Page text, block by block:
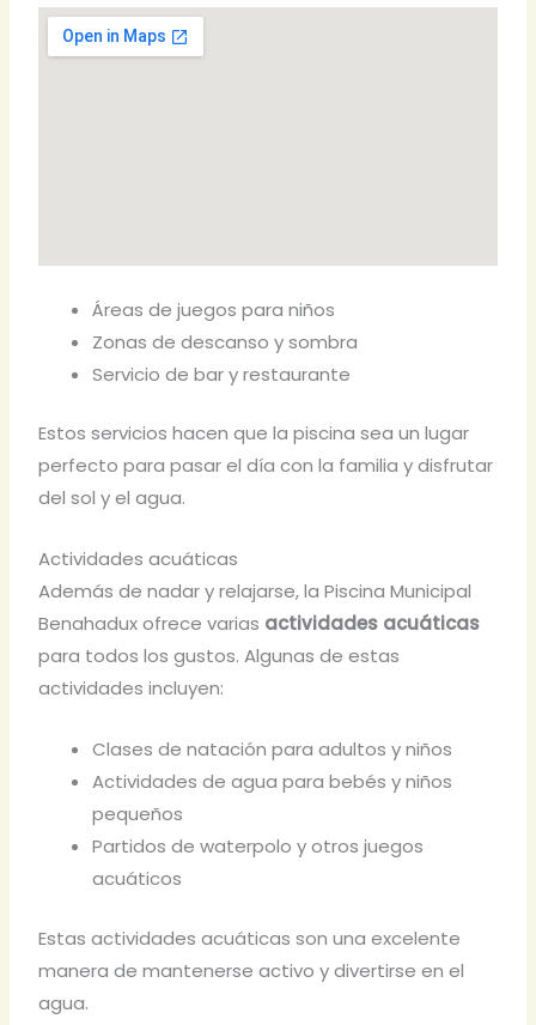
Áreas de juegos para niños
Zonas de descanso y sombra
Servicio de bar y restaurante
Estos servicios hacen que la piscina sea un lugar
perfecto para pasar el día con la familia y disfrutar
del sol y el agua.
Actividades acuáticas
Además de nadar y relajarse, la Piscina Municipal
Benahadux ofrece varias actividades acuáticas
para todos los gustos. Algunas de estas
actividades incluyen:
Clases de natación para adultos y niños
Actividades de agua para bebés y niños
pequeños
Partidos de waterpolo y otros juegos
acuáticos
Estas actividades acuáticas son una excelente
manera de mantenerse activo y divertirse en el
agua.